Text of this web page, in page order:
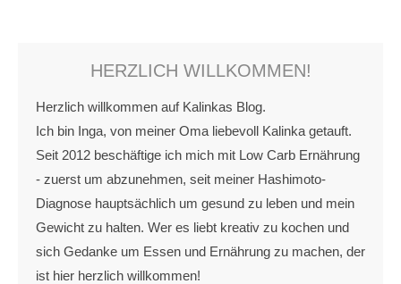
HERZLICH WILLKOMMEN!
Herzlich willkommen auf Kalinkas Blog.
Ich bin Inga, von meiner Oma liebevoll Kalinka getauft.
Seit 2012 beschäftige ich mich mit Low Carb Ernährung
- zuerst um abzunehmen, seit meiner Hashimoto-
Diagnose hauptsächlich um gesund zu leben und mein
Gewicht zu halten. Wer es liebt kreativ zu kochen und
sich Gedanke um Essen und Ernährung zu machen, der
ist hier herzlich willkommen!